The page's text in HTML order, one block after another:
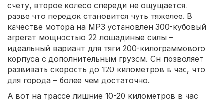
счету, второе колесо спереди не ощущается,
разве что передок становится чуть тяжелее. В
качестве мотора на MP3 установлен 300-кубовый
агрегат мощностью 22 лошадиные силы –
идеальный вариант для тяги 200-килограммового
корпуса с дополнительным грузом. Он позволяет
развивать скорость до 120 километров в час, что
для города – более чем достаточно.
А вот на трассе лишние 10-20 километров в час